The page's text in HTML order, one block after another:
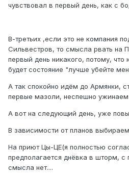
чувствовал в первый день, как с
В-третьих ,если это не компания
Сильвестров, то смысла рвать на
первый день никакого, потому, что
будет состояние "лучше убейте
А так спокойно идём до Армянки,
первые мазоли, неспешно
А вот на следующий день, уже
В зависимости от планов выбираем
На приют Цы-ЦЕ(я полностью
предполагается днёвка в шторм, с
смысла нет....